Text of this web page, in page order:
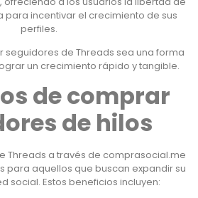
para incentivar el crecimiento de sus
perfiles.
seguidores de Threads sea una forma
un crecimiento rápido y tangible.
de comprar
de hilos
Threads a través de comprasocial.me
para aquellos que buscan expandir su
social. Estos beneficios incluyen: